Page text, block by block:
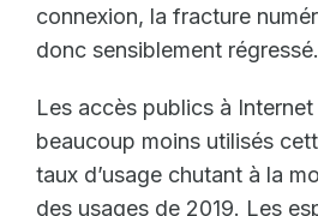
connexion, la fracture
donc sensiblement régressé.
Les accès publics à
beaucoup moins utilisés
taux d’usage chutant à la
des usages de 2019. Les